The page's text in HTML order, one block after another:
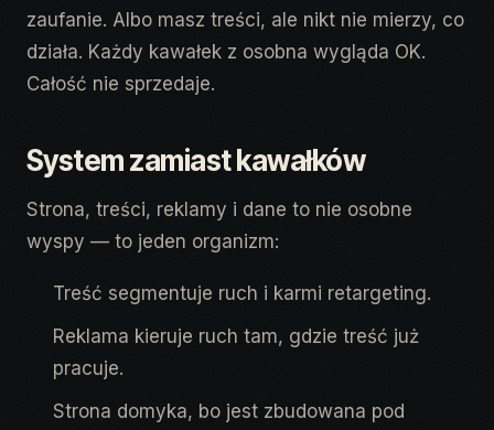
zaufanie. Albo masz treści, ale nikt nie mierzy, co
działa. Każdy kawałek z osobna wygląda OK.
Całość nie sprzedaje.
System zamiast kawałków
Strona, treści, reklamy i dane to nie osobne
wyspy — to jeden organizm:
Treść segmentuje ruch i karmi retargeting.
Reklama kieruje ruch tam, gdzie treść już
pracuje.
Strona domyka, bo jest zbudowana pod